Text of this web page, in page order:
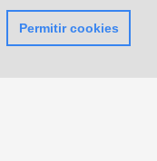
Permitir cookies